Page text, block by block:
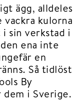
ägg, alldeles
kulorna
i sin verkstad i
ena inte
en
Så tidlöst
By
dem i Sverige.